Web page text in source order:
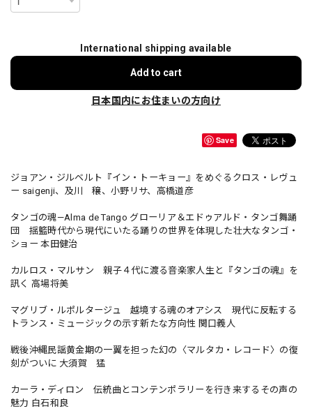
International shipping available
Add to cart
日本国内にお住まいの方向け
Save
ジョアン・ジルベルト『イン・トーキョー』をめぐるクロス・レヴュ
ー saigenji、及川 穣、小野リサ、高橋道彦
タンゴの魂—Alma de Tango グローリア＆エドゥアルド・タンゴ舞踊
団 揺籃時代から現代にいたる踊りの世界を体現した壮大なタンゴ・
ショー 本田健治
カルロス・マルサン 親子４代に渡る音楽家人生と『タンゴの魂』を
訊く 高場将美
マグリブ・ルポルタージュ 越境する魂のオアシス 現代に反転する
トランス・ミュージックの示す新たな方向性 関口義人
戦後沖縄民謡黄金期の一翼を担った幻の〈マルタカ・レコード〉の復
刻がついに 大須賀 猛
カーラ・ディロン 伝統曲とコンテンポラリーを行き来するその声の
魅力 白石和良